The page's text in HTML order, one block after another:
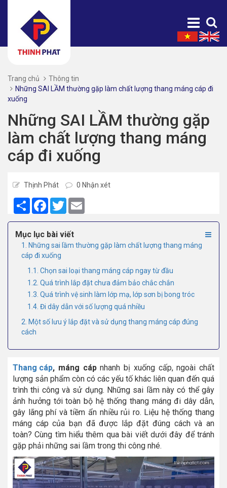
Trang chủ
Thông tin
Những SAI LẦM thường gặp làm chất lượng thang máng cáp đi
xuống
Những SAI LẦM thường gặp
làm chất lượng thang máng
cáp đi xuống
Thịnh Phát 0 Nhận xét
Share Facebook
Twitter
Mục lục bài viết
1. Những sai lầm thường gặp làm chất lượng thang máng
cáp đi xuống
1.1. Chọn sai loại thang máng cáp ngay từ đầu
1.2. Quá trình lắp đặt chưa đảm bảo chắc chắn
1.3. Quá trình vệ sinh làm lớp mạ, lớp sơn bị bong tróc
1.4. Đi dây dẫn với số lượng quá nhiều
2. Một số lưu ý lắp đặt và sử dụng thang máng cáp đúng
cách
Thang cáp, máng cápnhanh bị xuống cấp, ngoài chất
lượng sản phẩm còn có các yếu tố khác liên quan đến quá
trình thi công và sử dụng. Những sai lầm này có thể gây
ảnh hưởng tới toàn bộ hệ thống thang máng đi dây dẫn,
gây lãng phí và tiềm ẩn nhiều rủi ro. Liệu hệ thống thang
máng cáp của bạn đã được lắp đặt đúng cách và an
toàn? Cùng tìm hiểu thêm qua bài viết dưới đây để tránh
gặp phải những sai lầm trong thi công nhé.